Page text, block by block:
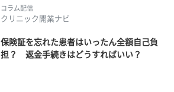
コラム配信
クリニック開業ナビ
保険証を忘れた患者はいったん全額自己負
担？ 返金手続きはどうすればいい？